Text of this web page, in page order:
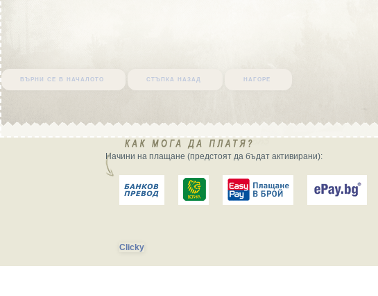
върни се в началото стъпка назад нагоре
Начини на плащане (предстоят да бъдат активирани):
Clicky